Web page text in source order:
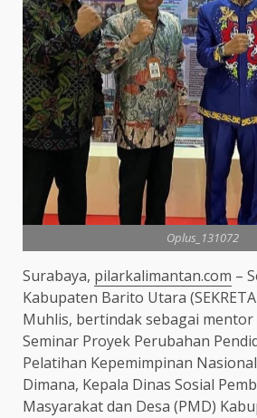
Oplus_131072
Surabaya, pilarkalimantan.com –
Kabupaten Barito Utara
Muhlis, bertindak sebagai mentor
Seminar Proyek Perubahan
Pelatihan Kepemimpinan
Dimana, Kepala Dinas Sosial
Masyarakat dan Desa (PMD)